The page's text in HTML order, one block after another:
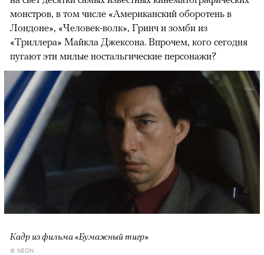
монстров, в том числе «Американский оборотень в
Лондоне», «Человек-волк», Гринч и зомби из
«Триллера» Майкла Джексона. Впрочем, кого сегодня
пугают эти милые ностальгические персонажи?
Кадр из фильма «Бумажный тигр»
© NEON